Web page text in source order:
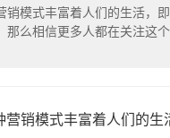
销模式丰富着人们的生活，
那么相信更多人都在关注这
营销模式丰富着人们的